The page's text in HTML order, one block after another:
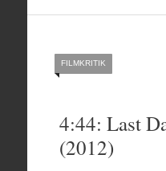
FILMKRITIK
4:44: Last
(2012)